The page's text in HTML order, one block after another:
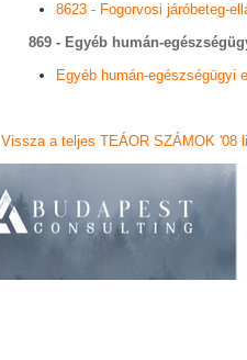
8623 - Fogorvosi járóbeteg-
869 - Egyéb humán-
Egyéb humán-egészségügyi
Vissza a teljes TEÁOR SZÁMOK '08